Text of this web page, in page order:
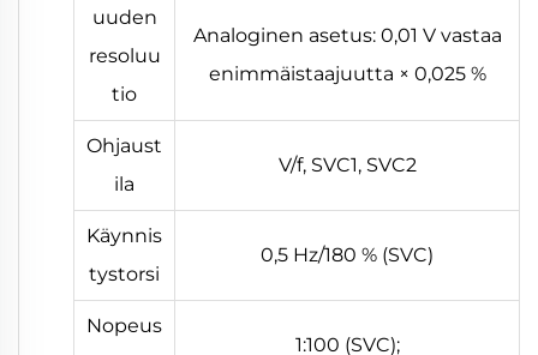
uuden
resoluu
tio
Analoginen asetus: 0,01 V vastaa
enimmäistaajuutta × 0,025 %
Ohjaust
ila
V/f, SVC1, SVC2
Käynnis
tystorsi
0,5 Hz/180 % (SVC)
Nopeus
1:100 (SVC);